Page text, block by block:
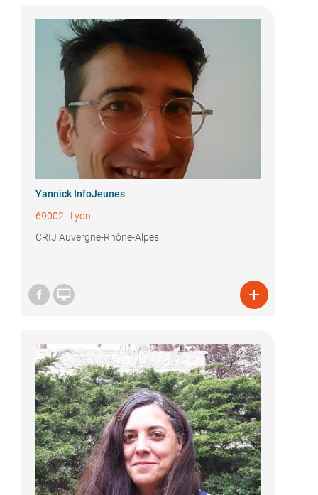
Yannick InfoJeunes
69002 | Lyon
CRIJ Auvergne-Rhône-Alpes
 